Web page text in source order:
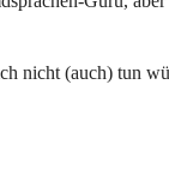
nicht (auch) tun